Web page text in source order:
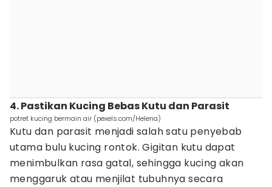
4. Pastikan Kucing Bebas Kutu dan Parasit
potret kucing bermain air (pexels.com/Helena)
Kutu dan parasit menjadi salah satu penyebab
utama bulu kucing rontok. Gigitan kutu dapat
menimbulkan rasa gatal, sehingga kucing akan
menggaruk atau menjilat tubuhnya secara